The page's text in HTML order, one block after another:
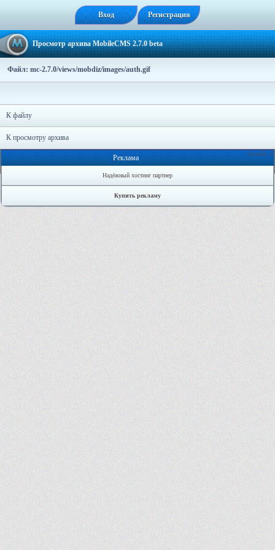
Вход Регистрация
Просмотр архива MobileCMS 2.7.0 beta
Файл: mc-2.7.0/views/mobdiz/images/auth.gif
К файлу
К просмотру архива
Онлайн: 0
Реклама
Надёжный хостинг партнер
Купить рекламу